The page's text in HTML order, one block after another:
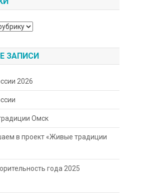
ЗАПИСИ
2026
Омск
в проект «Живые традиции
года 2025